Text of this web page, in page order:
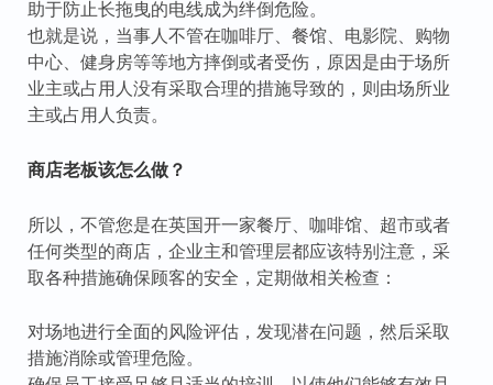
助于防止长拖曳的电线成为绊倒危险。
也就是说，当事人不管在咖啡厅、餐馆、电影院、购物
中心、健身房等等地方摔倒或者受伤，原因是由于场所
业主或占用人没有采取合理的措施导致的，则由场所业
主或占用人负责。
商店老板该怎么做？
所以，不管您是在英国开一家餐厅、咖啡馆、超市或者
任何类型的商店，企业主和管理层都应该特别注意，采
取各种措施确保顾客的安全，定期做相关检查：
对场地进行全面的风险评估，发现潜在问题，然后采取
措施消除或管理危险。